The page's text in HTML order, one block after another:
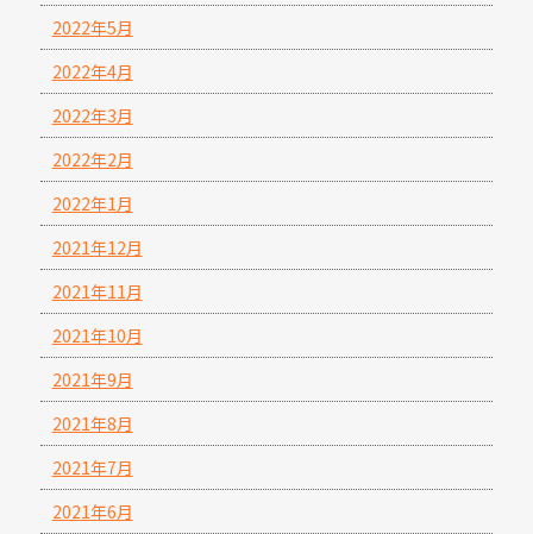
2022年5月
2022年4月
2022年3月
2022年2月
2022年1月
2021年12月
2021年11月
2021年10月
2021年9月
2021年8月
2021年7月
2021年6月